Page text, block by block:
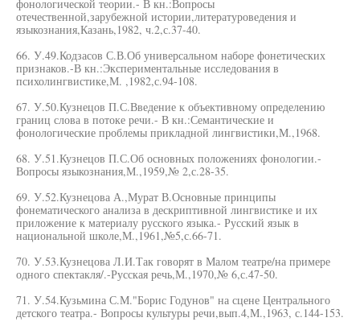
фонологической теории.- В кн.:Вопросы
отечественной,зарубежной истории,литературоведения и
языкознания,Казань,1982, ч.2,с.37-40.
66. У.49.Кодзасов С.В.Об универсальном наборе фонетических
признаков.-В кн.:Экспериментальные исследования в
психолингвистике,М. ,1982,с.94-108.
67. У.50.Кузнецов П.С.Введение к объективному определению
границ слова в потоке речи.- В кн.:Семантические и
фонологические проблемы прикладной лингвистики,М.,1968.
68. У.51.Кузнецов П.С.Об основных положениях фонологии.-
Вопросы языкознания,М.,1959,№ 2,с.28-35.
69. У.52.Кузнецова А.,Мурат В.Основные принципы
фонематического анализа в дескриптивной лингвистике и их
приложение к материалу русского языка.- Русский язык в
национальной школе,М.,1961,№5,с.66-71.
70. У.53.Кузнецова Л.И.Так говорят в Малом театре/на примере
одного спектакля/.-Русская речь,М.,1970,№ 6,с.47-50.
71. У.54.Кузьмина С.М."Борис Годунов" на сцене Центрального
детского театра.- Вопросы культуры речи,вып.4,М.,1963, с.144-153.